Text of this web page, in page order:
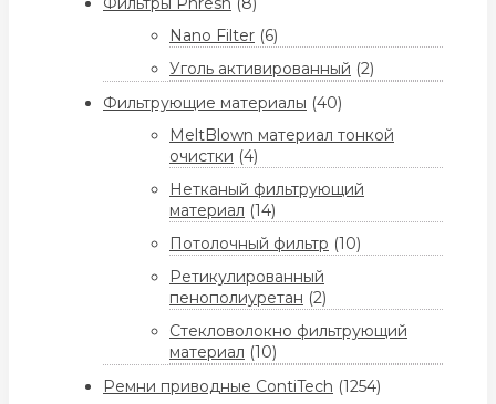
Nano Filter (6)
Уголь активированный (2)
Фильтрующие материалы (40)
MeltBlown материал тонкой
очистки (4)
Нетканый фильтрующий
материал (14)
Потолочный фильтр (10)
Ретикулированный
пенополиуретан (2)
Стекловолокно фильтрующий
материал (10)
Ремни приводные ContiTech (1254)